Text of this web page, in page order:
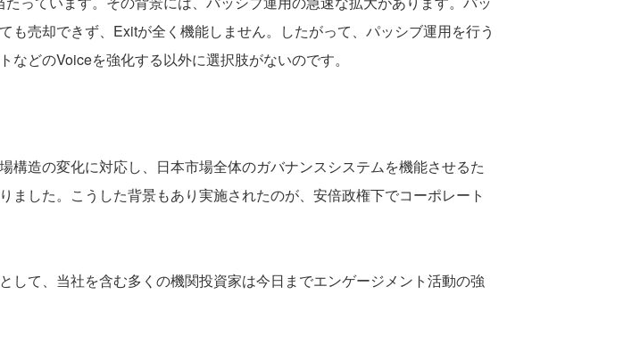
売却できず、Exitが全く機能しません。したがって、パッシブ運用を行う
どのVoiceを強化する以外に選択肢がないのです。
造の変化に対応し、日本市場全体のガバナンスシステムを機能させるた
した。こうした背景もあり実施されたのが、安倍政権下でコーポレート
して、当社を含む多くの機関投資家は今日までエンゲージメント活動の強